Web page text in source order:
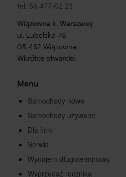
tel: 56 477 02 23
Wiązowna k. Warszawy
ul. Lubelska 78
05-462 Wiązowna
Wkrótce otwarcie!
Menu
Samochody nowe
Samochody używane
Dla firm
Serwis
Wynajem długoterminowy
Wyprzedaż rocznika